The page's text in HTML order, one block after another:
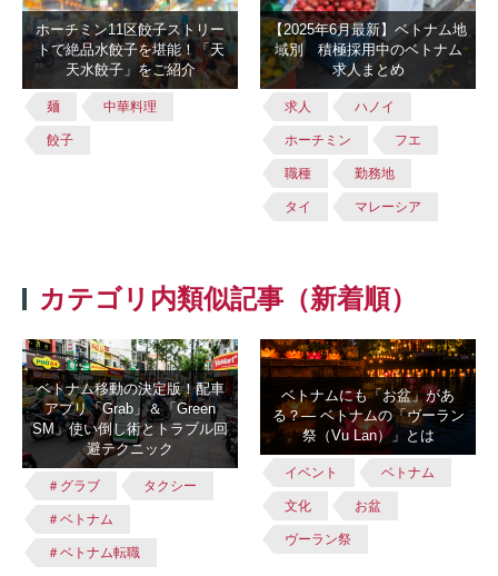
ホーチミン11区餃子ストリー
トで絶品水餃子を堪能！「天
天水餃子」をご紹介
麺 中華料理
餃子
【2025年6月最新】ベトナム地
域別 積極採用中のベトナム
求人まとめ
求人 ハノイ
ホーチミン フエ
職種 勤務地
タイ マレーシア
カテゴリ内類似記事（新着順）
ベトナム移動の決定版！配車
アプリ「Grab」＆「Green
SM」使い倒し術とトラブル回
避テクニック
＃グラブ タクシー
＃ベトナム
＃ベトナム転職
ベトナムにも「お盆」があ
る？― ベトナムの「ヴーラン
祭（Vu Lan）」とは
イベント ベトナム
文化 お盆
ヴーラン祭